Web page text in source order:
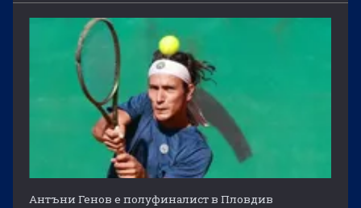
Антъни Генов е полуфиналист в Пловдив